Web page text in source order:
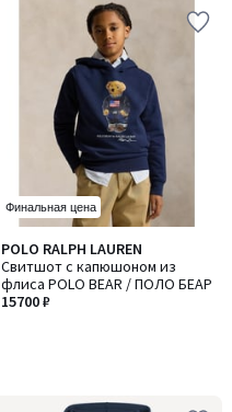
Финальная цена
POLO RALPH LAUREN
Свитшот с капюшоном из
флиса POLO BEAR / ПОЛО БЕАР
15700 ₽